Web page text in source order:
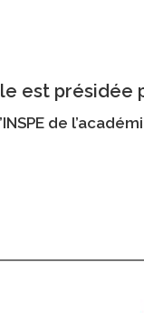
est présidée
de